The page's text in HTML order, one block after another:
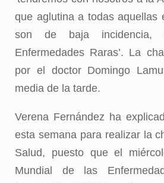
que aglutina a todas aquellas
son de baja incidencia,
Enfermedades Raras’. La
por el doctor Domingo
media de la tarde.
Verena Fernández ha
esta semana para realizar la
Salud, puesto que el
Mundial de las